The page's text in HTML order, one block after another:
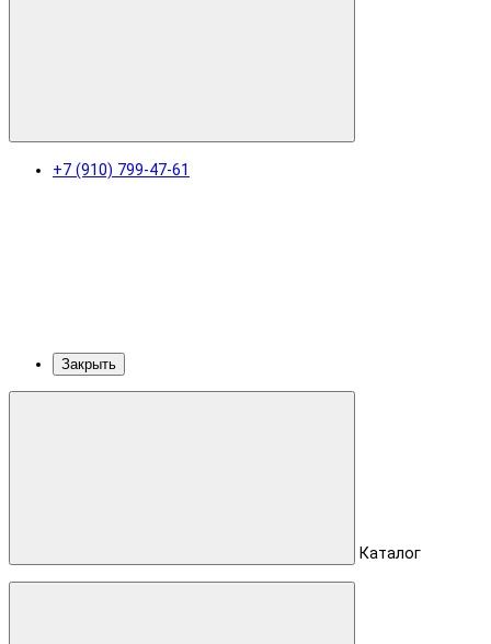
+7 (910) 799-47-61
Закрыть
Каталог